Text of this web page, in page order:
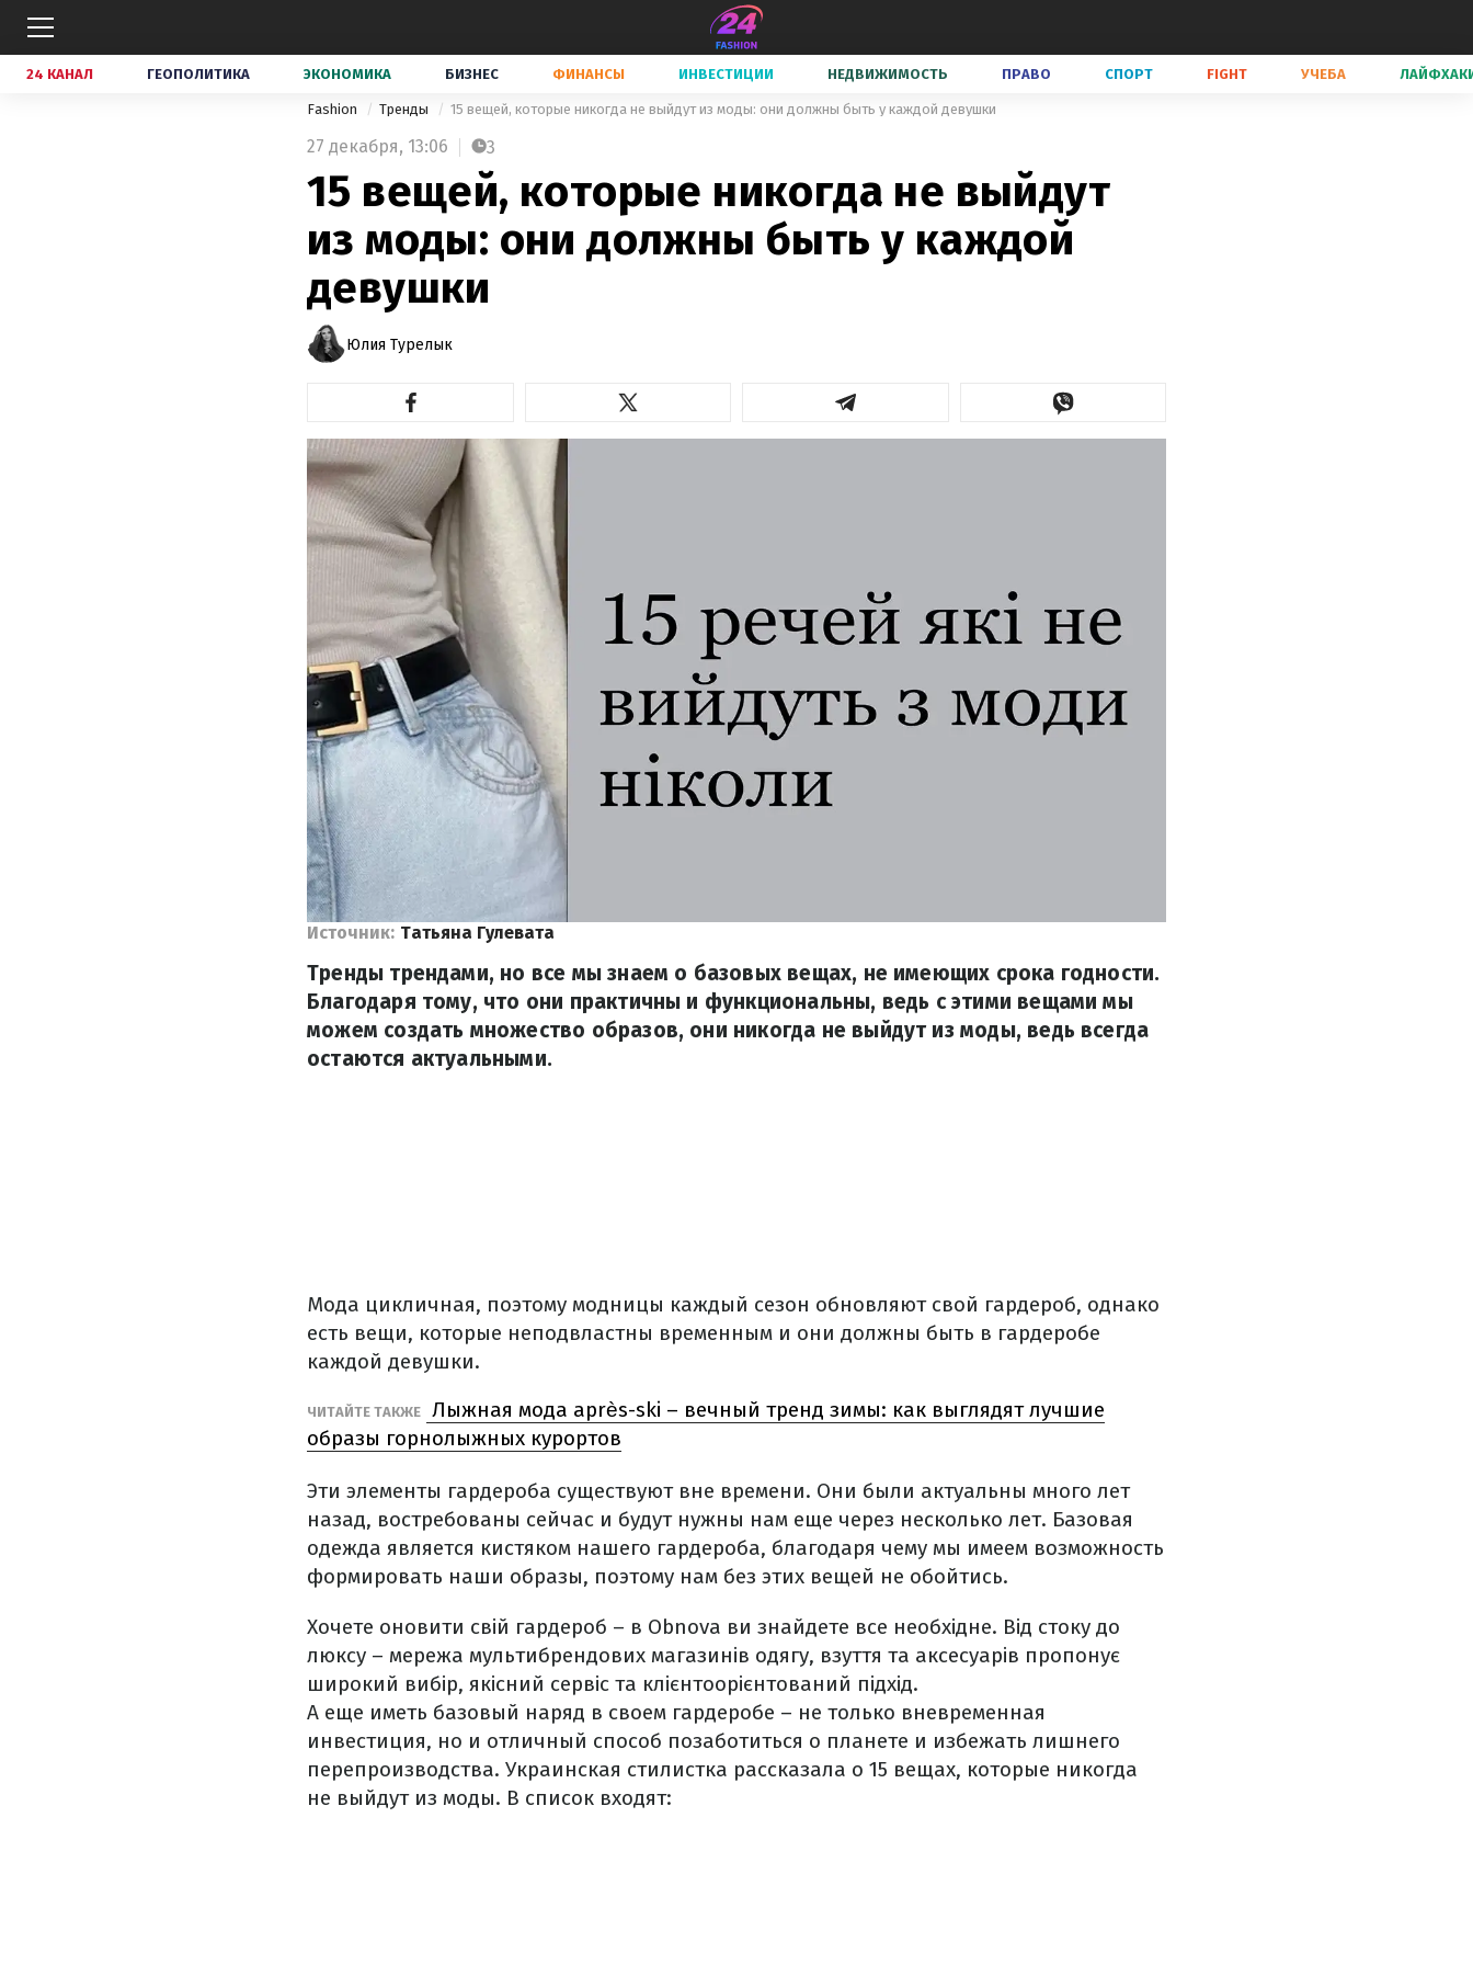
24 КАНАЛ ГЕОПОЛИТИКА ЭКОНОМИКА БИЗНЕС ФИНАНСЫ ИНВЕСТИЦИИ НЕДВИЖИМОСТЬ ПРАВО СПОРТ FIGHT УЧЕБА
Fashion Тренды 15 вещей, которые никогда не выйдут из моды: они должны быть у каждой девушки
27 декабря, 13:06 3
15 вещей, которые никогда не выйдут
из моды: они должны быть у каждой
девушки
Юлия Турелык
Источник: Татьяна Гулевата
Тренды трендами, но все мы знаем о базовых вещах, не имеющих срока годности.
Благодаря тому, что они практичны и функциональны, ведь с этими вещами мы
можем создать множество образов, они никогда не выйдут из моды, ведь всегда
остаются актуальными.
Мода цикличная, поэтому модницы каждый сезон обновляют свой гардероб, однако
есть вещи, которые неподвластны временным и они должны быть в гардеробе
каждой девушки.
ЧИТАЙТЕ ТАКЖЕ
Лыжная мода après-ski – вечный тренд зимы: как выглядят лучшие
образы горнолыжных курортов
Эти элементы гардероба существуют вне времени. Они были актуальны много лет
назад, востребованы сейчас и будут нужны нам еще через несколько лет. Базовая
одежда является кистяком нашего гардероба, благодаря чему мы имеем возможность
формировать наши образы, поэтому нам без этих вещей не обойтись.
Хочете оновити свій гардероб – в Obnova ви знайдете все необхідне. Від стоку до
люксу – мережа мультибрендових магазинів одягу, взуття та аксесуарів пропонує
широкий вибір, якісний сервіс та клієнтоорієнтований підхід.
А еще иметь базовый наряд в своем гардеробе – не только вневременная
инвестиция, но и отличный способ позаботиться о планете и избежать лишнего
перепроизводства. Украинская стилистка рассказала о 15 вещах, которые никогда
не выйдут из моды. В список входят: